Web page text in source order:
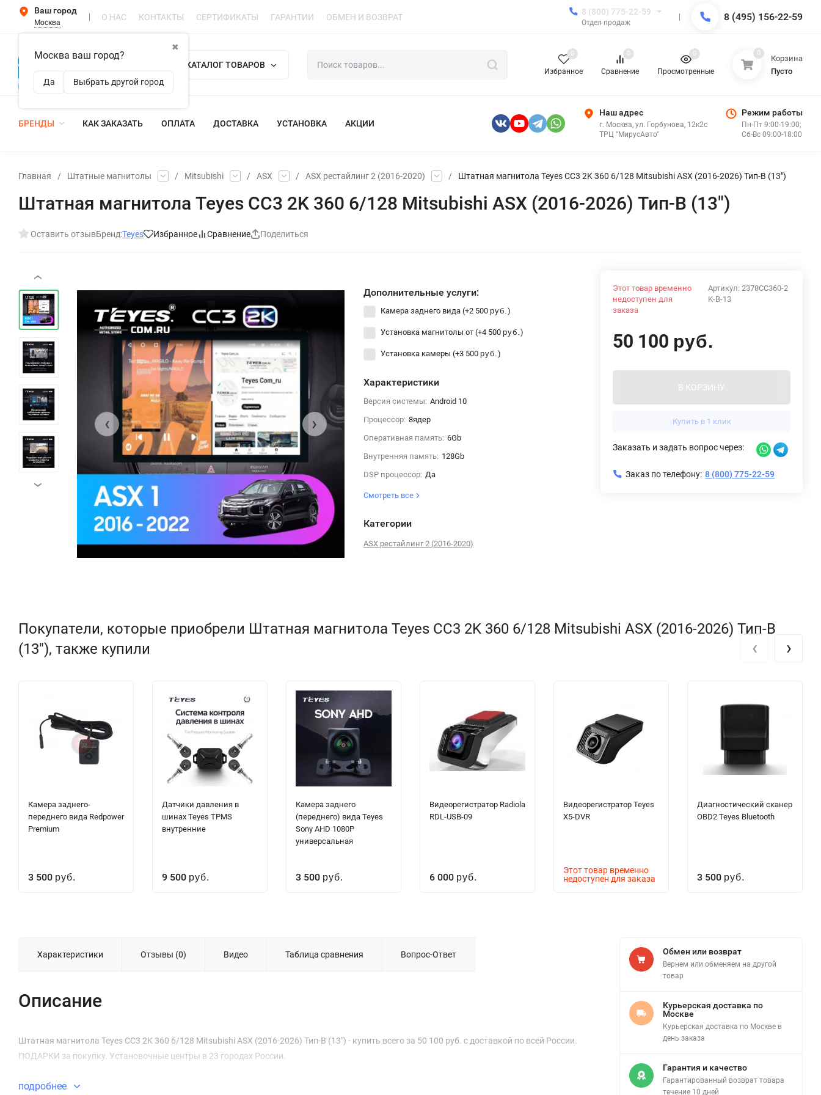
Ваш город
Москва
✖
Москва ваш город?
Да Выбрать другой город
О НАС КОНТАКТЫ СЕРТИФИКАТЫ ГАРАНТИИ ОБМЕН И ВОЗВРАТ
8 (800) 775-22-59
Отдел продаж 8 (495) 156-22-59
КАТАЛОГ ТОВАРОВ
Избранное
0
Сравнение
0
Просмотренные
0 0
Корзина
Пусто
БРЕНДЫ КАК ЗАКАЗАТЬ ОПЛАТА ДОСТАВКА УСТАНОВКА АКЦИИ
Наш адрес
г. Москва, ул. Горбунова, 12к2с
ТРЦ "МирусАвто"
Режим работы
Пн-Пт 9:00-19:00;
Сб-Вс 09:00-18:00
Главная / Штатные магнитолы / Mitsubishi / ASX / ASX рестайлинг 2 (2016-2020) / Штатная магнитола Teyes CC3 2K 360 6/128 Mitsubishi ASX (2016-2026) Тип-B (13")
Штатная магнитола Teyes CC3 2K 360 6/128 Mitsubishi ASX (2016-2026) Тип-B (13")
Оставить отзывБренд:Teyes Избранное Сравнение Поделиться
‹ ›
‹
›
Дополнительные услуги:
Камера заднего вида (+2 500 руб. )
Установка магнитолы от (+4 500 руб. )
Установка камеры (+3 500 руб. )
Характеристики
Версия системы: Android 10
Процессор: 8ядер
Оперативная память: 6Gb
Внутренняя память: 128Gb
DSP процессор: Да
Смотреть все
Категории
ASX рестайлинг 2 (2016-2020)
Артикул: 2378CC360-2
K-B-13
Этот товар временно
недоступен для
заказа
50 100 руб.
В КОРЗИНУ
Купить в 1 клик
Заказать и задать вопрос через:
Заказ по телефону: 8 (800) 775-22-59
Покупатели, которые приобрели Штатная магнитола Teyes CC3 2K 360 6/128 Mitsubishi ASX (2016-2026) Тип-B
(13"), также купили
Камера заднего-
переднего вида Redpower
Premium
3 500 руб.
Датчики давления в
шинах Teyes TPMS
внутренние
9 500 руб.
Камера заднего
(переднего) вида Teyes
Sony AHD 1080P
универсальная
3 500 руб.
Видеорегистратор Radiola
RDL-USB-09
6 000 руб.
Видеорегистратор Teyes
X5-DVR
Этот товар временно
недоступен для заказа
Диагностический сканер
OBD2 Teyes Bluetooth
3 500 руб.
‹ ›
Характеристики Отзывы (0) Видео Таблица сравнения Вопрос-Ответ
Описание
Штатная магнитола Teyes CC3 2K 360 6/128 Mitsubishi ASX (2016-2026) Тип-B (13") - купить всего за 50 100 руб. с доставкой по всей России.
ПОДАРКИ за покупку. Установочные центры в 23 городах России.
подробнее
Обмен или возврат
Вернем или обменяем на другой
товар
Курьерская доставка по
Москве
Курьерская доставка по Москве в
день заказа
Гарантия и качество
Гарантированный возврат товара
течение 10 дней